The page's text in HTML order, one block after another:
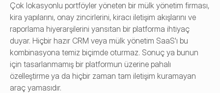
Çok lokasyonlu portföyler yöneten bir mülk yönetim firması,
kira yapılarını, onay zincirlerini, kiracı iletişim akışlarını ve
raporlama hiyerarşilerini yansıtan bir platforma ihtiyaç
duyar. Hiçbir hazır CRM veya mülk yönetim SaaS'ı bu
kombinasyona temiz biçimde oturmaz. Sonuç ya bunun
için tasarlanmamış bir platformun üzerine pahalı
özelleştirme ya da hiçbir zaman tam iletişim kuramayan
araç yamasıdır.